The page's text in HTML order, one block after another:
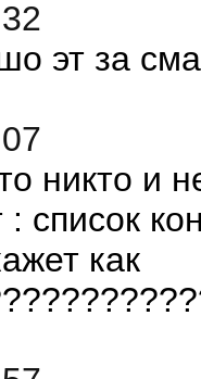
эт за
никто и
список
как